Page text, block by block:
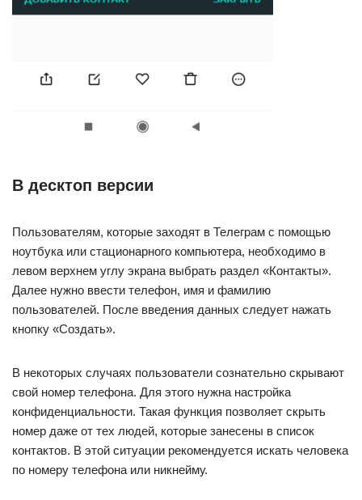
В десктоп версии
Пользователям, которые заходят в Телеграм с помощью
ноутбука или стационарного компьютера, необходимо в
левом верхнем углу экрана выбрать раздел «Контакты».
Далее нужно ввести телефон, имя и фамилию
пользователей. После введения данных следует нажать
кнопку «Создать».
В некоторых случаях пользователи сознательно скрывают
свой номер телефона. Для этого нужна настройка
конфиденциальности. Такая функция позволяет скрыть
номер даже от тех людей, которые занесены в список
контактов. В этой ситуации рекомендуется искать человека
по номеру телефона или никнейму.